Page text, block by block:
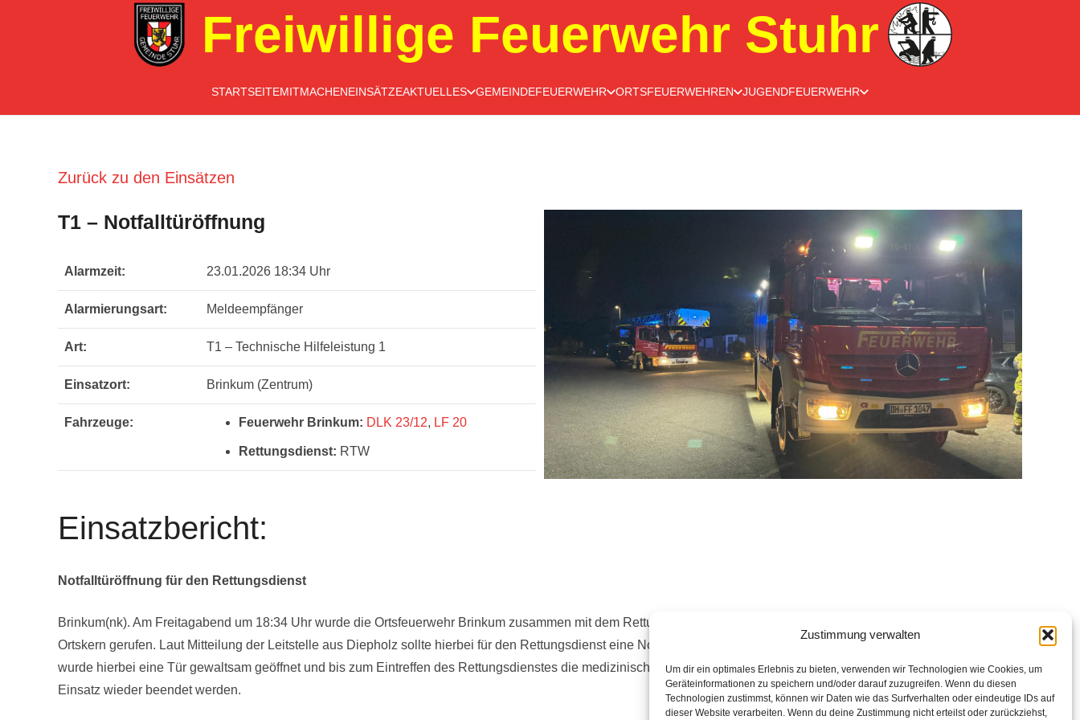
Zustimmung verwalten
Um dir ein optimales Erlebnis zu bieten, verwenden wir Technologien wie Cookies, um
Geräteinformationen zu speichern und/oder darauf zuzugreifen. Wenn du diesen
Technologien zustimmst, können wir Daten wie das Surfverhalten oder eindeutige IDs auf
dieser Website verarbeiten. Wenn du deine Zustimmung nicht erteilst oder zurückziehst,
Freiwillige Feuerwehr Stuhr
STARTSEITEMITMACHENEINSÄTZEAKTUELLES GEMEINDEFEUERWEHR ORTSFEUERWEHREN JUGENDFEUERWEHR
Zurück zu den Einsätzen
T1 – Notfalltüröffnung
Alarmzeit: 23.01.2026 18:34 Uhr
Alarmierungsart: Meldeempfänger
Art: T1 – Technische Hilfeleistung 1
Einsatzort: Brinkum (Zentrum)
Fahrzeuge: Feuerwehr Brinkum: DLK 23/12, LF 20
Rettungsdienst: RTW
Einsatzbericht:
Notfalltüröffnung für den Rettungsdienst
Brinkum(nk). Am Freitagabend um 18:34 Uhr wurde die Ortsfeuerwehr Brinkum zusammen mit dem Rettungsdienst zu einer technischen Hilfeleistung in den Brinkumer
Ortskern gerufen. Laut Mitteilung der Leitstelle aus Diepholz sollte hierbei für den Rettungsdienst eine Notfalltüröffnung durchgeführt werden. Durch die Einsatzkräfte
wurde hierbei eine Tür gewaltsam geöffnet und bis zum Eintreffen des Rettungsdienstes die medizinische Erstversorgung durchgeführt. Nach gut 45 Minuten konnte der
Einsatz wieder beendet werden.